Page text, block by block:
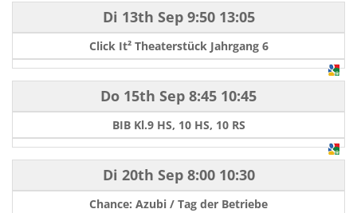
Di 13th Sep9:50 13:05
Click It² Theaterstück Jahrgang 6
Do 15th Sep 8:45 10:45
BIB Kl.9 HS, 10 HS, 10 RS
Di 20th Sep8:00 10:30
Chance: Azubi / Tag der Betriebe